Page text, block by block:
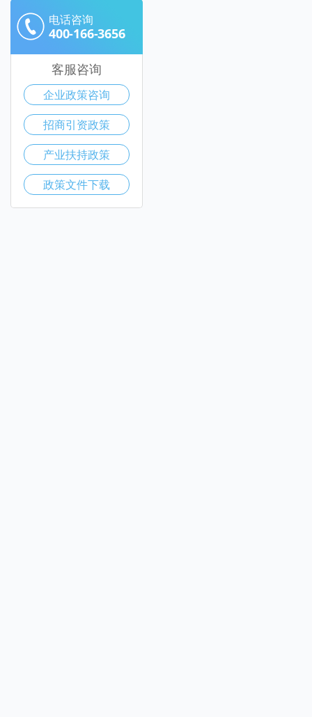
电话咨询
400-166-3656
客服咨询
企业政策咨询
招商引资政策
产业扶持政策
政策文件下载